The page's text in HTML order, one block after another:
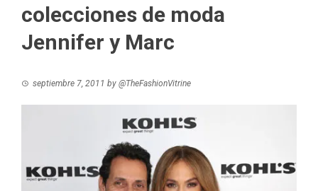
colecciones de moda
Jennifer y Marc
septiembre 7, 2011 by @TheFashionVitrine